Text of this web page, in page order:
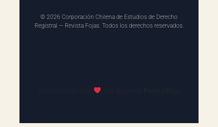
© 2026 Corporación Chilena de Estudios de Derecho
Registral — Revista Fojas. Todos los derechos reservados.